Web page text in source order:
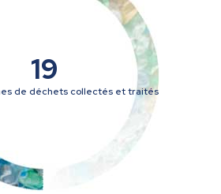
19
de déchets collectés et traités